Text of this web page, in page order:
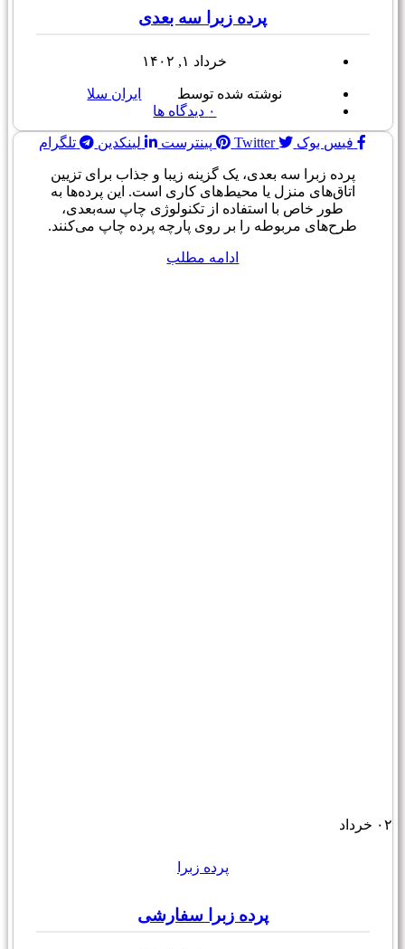
پرده زبرا سه بعدی
خرداد ۱, ۱۴۰۲
نوشته شده توسط
ایران سلا
۰ دیدگاه ها
فیس بوک Twitter پینترست لینکدین تلگرام
پرده زبرا سه بعدی، یک گزینه زیبا و جذاب برای تزیین
اتاق‌های منزل یا محیط‌های کاری است. این پرده‌ها به
طور خاص با استفاده از تکنولوژی چاپ سه‌بعدی،
طرح‌های مربوطه را بر روی پارچه پرده چاپ می‌کنند.
ادامه مطلب
۰۲ خرداد
پرده زبرا
پرده زبرا سفارشی